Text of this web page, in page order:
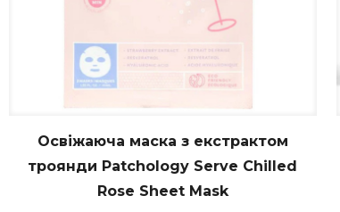
Освіжаюча маска з екстрактом
троянди Patchology Serve Chilled
Rose Sheet Mask